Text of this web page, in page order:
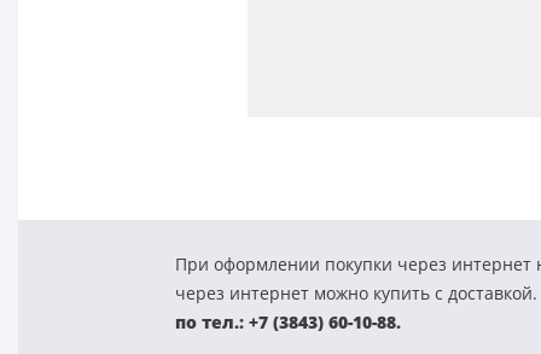
При оформлении покупки через интернет
через интернет можно купить с
по тел.: +7 (3843) 60-10-88.